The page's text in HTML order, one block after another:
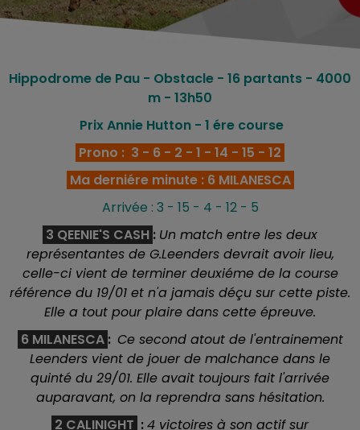
Hippodrome de Pau - Obstacle - 16 partants - 4000
m - 13h50
Prix Annie Hutton - 1 ére course
Prono : 3 - 6 - 2 - 1 - 14 - 15 - 12
Ma derniére minute : 6 MILANESCA
Arrivée : 3 - 15 - 4 - 12 - 5
3 QEENIE'S CASH : Un match entre les deux
représentantes de G.Leenders devrait avoir lieu,
celle-ci vient de terminer deuxiéme de la course
référence du 19/01 et n'a jamais déçu sur cette piste.
Elle a tout pour plaire dans cette épreuve.
6 MILANESCA : Ce second atout de l'entrainement
Leenders vient de jouer de malchance dans le
quinté du 29/01. Elle avait toujours fait l'arrivée
auparavant, on la reprendra sans hésitation.
2 CALINIGHT :4 victoires à son actif sur